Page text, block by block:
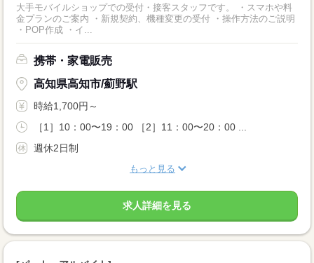
大手モバイルショップでの受付・接客スタッフです。 ・スマホや料
金プランのご案内 ・新規契約、機種変更の受付 ・操作方法のご説明
・POP作成 ・イ...
携帯・家電販売
高知県高知市/薊野駅
時給1,700円～
［1］10：00〜19：00 ［2］11：00〜20：00 ...
週休2日制
もっと見る
求人詳細を見る